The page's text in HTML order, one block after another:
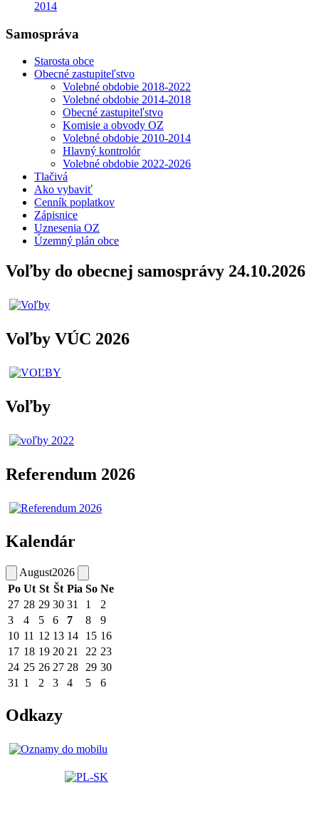
2014
Samospráva
Starosta obce
Obecné zastupiteľstvo
Volebné obdobie 2018-2022
Volebné obdobie 2014-2018
Obecné zastupiteľstvo
Komisie a obvody OZ
Volebné obdobie 2010-2014
Hlavný kontrolór
Volebné obdobie 2022-2026
Tlačivá
Ako vybaviť
Cenník poplatkov
Zápisnice
Uznesenia OZ
Územný plán obce
Voľby do obecnej samosprávy 24.10.2026
Voľby VÚC 2026
Voľby
Referendum 2026
Kalendár
August2026
Po Ut St Št Pia So Ne
27 28 29 30 31 1
2
3
4 5 6 7 8
9
10 11 12 13 14 15 16
17 18 19 20 21 22 23
24 25 26 27 28 29 30
31 1 2 3 4 5 6
Odkazy